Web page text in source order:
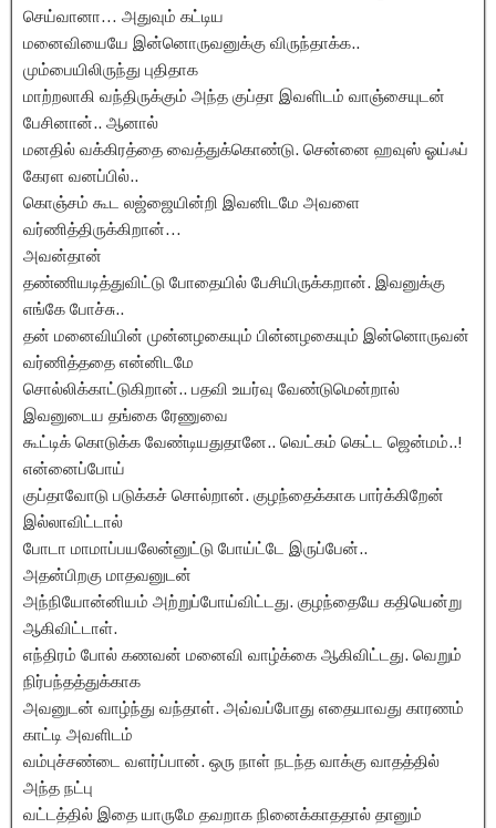
செய்வானா… அதுவும் கட்டிய
மனைவியையே இன்னொருவனுக்கு விருந்தாக்க..
மும்பையிலிருந்து புதிதாக
மாற்றலாகி வந்திருக்கும் அந்த குப்தா இவளிடம் வாஞ்சையுடன்
பேசினான்.. ஆனால்
மனதில் வக்கிரத்தை வைத்துக்கொண்டு. சென்னை ஹவுஸ் ஓய்ஃப்
கேரள வனப்பில்..
கொஞ்சம் கூட லஜ்ஜையின்றி இவனிடமே அவளை
வர்ணித்திருக்கிறான்…
அவன்தான்
தண்ணியடித்துவிட்டு போதையில் பேசியிருக்கறான். இவனுக்கு
எங்கே போச்சு..
தன் மனைவியின் முன்னழகையும் பின்னழகையும் இன்னொருவன்
வர்ணித்ததை என்னிடமே
சொல்லிக்காட்டுகிறான்.. பதவி உயர்வு வேண்டுமென்றால்
இவனுடைய தங்கை ரேணுவை
கூட்டிக் கொடுக்க வேண்டியதுதானே.. வெட்கம் கெட்ட ஜென்மம்..!
என்னைப்போய்
குப்தாவோடு படுக்கச் சொல்றான். குழந்தைக்காக பார்க்கிறேன்
இல்லாவிட்டால்
போடா மாமாப்பயலேன்னுட்டு போய்ட்டே இருப்பேன்..
அதன்பிறகு மாதவனுடன்
அந்நியோன்னியம் அற்றுப்போய்விட்டது. குழந்தையே கதியென்று
ஆகிவிட்டாள்.
எந்திரம் போல் கணவன் மனைவி வாழ்க்கை ஆகிவிட்டது. வெறும்
நிர்பந்தத்துக்காக
அவனுடன் வாழ்ந்து வந்தாள். அவ்வப்போது எதையாவது காரணம்
காட்டி அவளிடம்
வம்புச்சண்டை வளர்ப்பான். ஒரு நாள் நடந்த வாக்கு வாதத்தில்
அந்த நட்பு
வட்டத்தில் இதை யாருமே தவறாக நினைக்காததால் தானும்